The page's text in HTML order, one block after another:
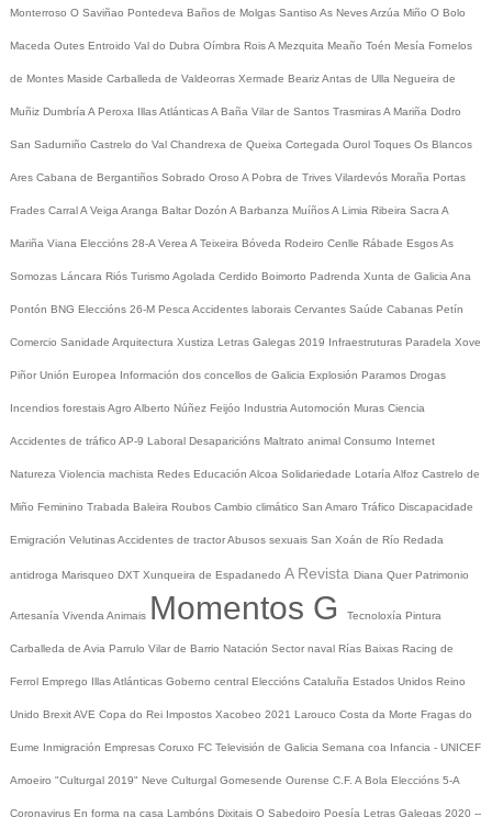
Monterroso O Saviñao Pontedeva Baños de Molgas Santiso As NevesArzúa Miño O Bolo
Maceda Outes Entroido Val do Dubra Oímbra RoisA Mezquita Meaño Toén Mesía Fornelos
de Montes Maside Carballeda de Valdeorras Xermade BearizAntas de Ulla Negueira de
Muñiz Dumbría A Peroxa Illas AtlánticasA Baña Vilar de Santos TrasmirasA Mariña Dodro
San Sadurniño Castrelo do Val Chandrexa de Queixa Cortegada Ourol Toques Os Blancos
Ares Cabana de Bergantiños Sobrado Oroso A Pobra de Trives Vilardevós Moraña Portas
Frades CarralA Veiga Aranga Baltar Dozón A Barbanza MuíñosA Limia Ribeira Sacra A
Mariña Viana Eleccións 28-A Verea A Teixeira Bóveda Rodeiro Cenlle Rábade EsgosAs
Somozas Láncara Riós Turismo Agolada Cerdido Boimorto Padrenda Xunta de Galicia Ana
Pontón BNG Eleccións 26-M Pesca Accidentes laborais Cervantes Saúde Cabanas Petín
Comercio Sanidade Arquitectura Xustiza Letras Galegas 2019 Infraestruturas Paradela Xove
Piñor Unión Europea Información dos concellos de Galicia Explosión Paramos Drogas
Incendios forestaisAgro Alberto Núñez Feijóo Industria Automoción Muras Ciencia
Accidentes de tráfico AP-9 Laboral Desaparicións Maltrato animal Consumo Internet
Natureza Violencia machista Redes Educación Alcoa Solidariedade Lotaría Alfoz Castrelo de
Miño Feminino Trabada Baleira Roubos Cambio climático San Amaro Tráfico Discapacidade
Emigración VelutinasAccidentes de tractorAbusos sexuais San Xoán de Río Redada
antidroga Marisqueo DXT Xunqueira de Espadanedo A Revista Diana Quer Patrimonio
Artesanía Vivenda Animais Momentos G Tecnoloxía Pintura
Carballeda de Avia Parrulo Vilar de Barrio Natación Sector naval Rías Baixas Racing de
Ferrol Emprego Illas Atlánticas Goberno central Eleccións Cataluña Estados Unidos Reino
Unido BrexitAVE Copa do Rei Impostos Xacobeo 2021 Larouco Costa da Morte Fragas do
Eume Inmigración Empresas Coruxo FC Televisión de Galicia Semana coa Infancia - UNICEF
Amoeiro "Culturgal 2019" Neve Culturgal Gomesende Ourense C.F. A Bola Eleccións 5-A
Coronavirus En forma na casa Lambóns Dixitais O Sabedoiro Poesía Letras Galegas 2020 --